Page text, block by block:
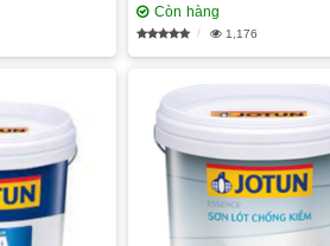
Còn hàng
1,176